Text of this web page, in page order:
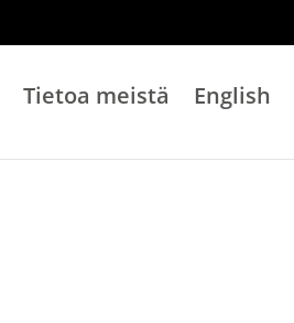
Tietoa meistä English